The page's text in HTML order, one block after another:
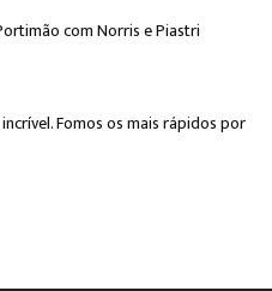
com Norris e Piastri
Fomos os mais rápidos por